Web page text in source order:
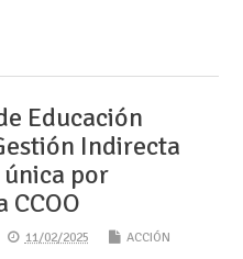
Educación
Indirecta
única por
CCOO
11/02/2025 ACCIÓN